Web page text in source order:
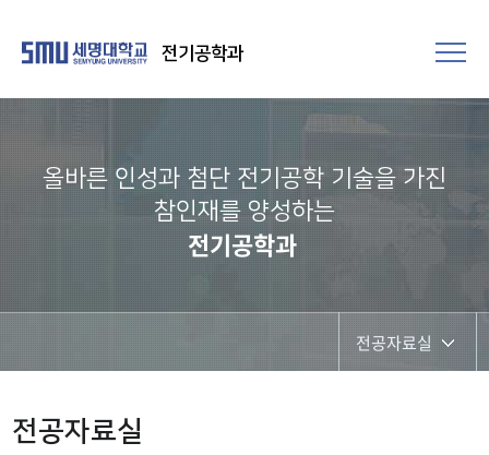
전기공학과
올바른 인성과 첨단 전기공학 기술을 가진
참인재를 양성하는
전기공학과
전공자료실
전공자료실